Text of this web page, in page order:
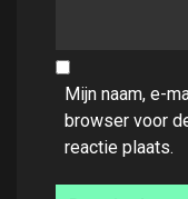
Mijn naam, e-
browser voor
reactie plaats.